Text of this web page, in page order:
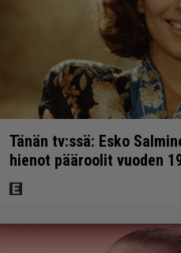
Tänän tv:ssä: Esko
hienot pääroolit vuoden